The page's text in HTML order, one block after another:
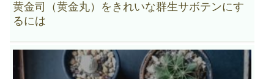
黄金司（黄金丸）をきれいな群生サボテンにす
るには